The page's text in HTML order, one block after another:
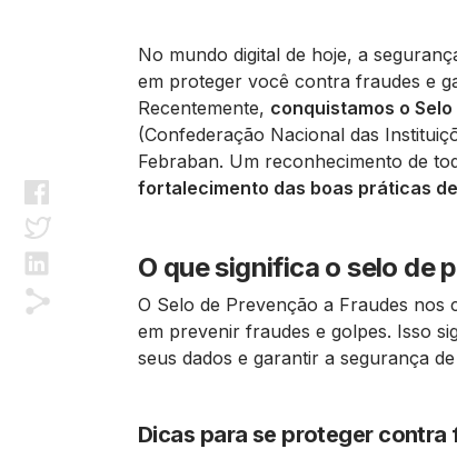
No mundo digital de hoje, a
em proteger você contra fraudes e
Recentemente, conquistamos o
(Confederação Nacional das
Febraban. Um reconhecimento de
fortalecimento das boas práticas
O que significa o selo de
O Selo de Prevenção a Fraudes nos
em prevenir fraudes e golpes. Isso
seus dados e garantir a segurança
Dicas para se proteger contra